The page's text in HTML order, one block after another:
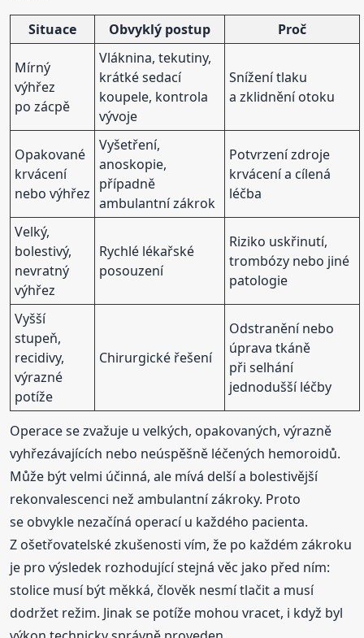
Situace Obvyklý postup Proč
Mírný
výhřez
po zácpě
Vláknina, tekutiny,
krátké sedací
koupele, kontrola
vývoje
Snížení tlaku
a zklidnění otoku
Opakované
krvácení
nebo výhřez
Vyšetření,
anoskopie,
případně
ambulantní zákrok
Potvrzení zdroje
krvácení a cílená
léčba
Velký,
bolestivý,
nevratný
výhřez
Rychlé lékařské
posouzení
Riziko uskřinutí,
trombózy nebo jiné
patologie
Vyšší
stupeň,
recidivy,
výrazné
potíže
Chirurgické řešení
Odstranění nebo
úprava tkáně
při selhání
jednodušší léčby
Operace se zvažuje u velkých, opakovaných, výrazně
vyhřezávajících nebo neúspěšně léčených hemoroidů.
Může být velmi účinná, ale mívá delší a bolestivější
rekonvalescenci než ambulantní zákroky. Proto
se obvykle nezačíná operací u každého pacienta.
Z ošetřovatelské zkušenosti vím, že po každém zákroku
je pro výsledek rozhodující stejná věc jako před ním:
stolice musí být měkká, člověk nesmí tlačit a musí
dodržet režim. Jinak se potíže mohou vracet, i když byl